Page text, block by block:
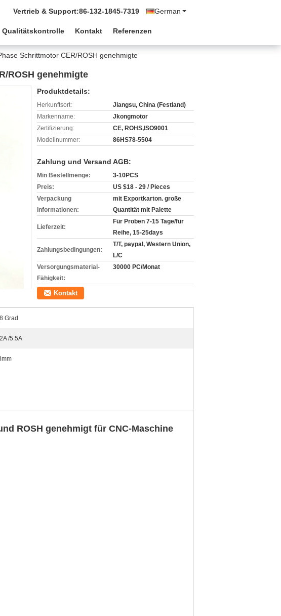
German
Vertrieb & Support:86-132-1845-7319
Qualitätskontrolle Kontakt Referenzen
Schrittmotor CER/ROSH genehmigte
ROSH genehmigte
Produktdetails:
Herkunftsort:
Jiangsu, China (Festland)
Markenname:
Jkongmotor
Zertifizierung:
CE, ROHS,ISO9001
Modellnummer:
86HS78-5504
Zahlung und Versand AGB:
Min Bestellmenge:
3-10PCS
Preis:
US $18 - 29 / Pieces
Verpackung
Informationen:
mit Exportkarton. große
Quantität mit Palette
Lieferzeit:
Für Proben 7-15 Tage/für
Reihe, 15-25days
Zahlungsbedingungen:
T/T, paypal, Western Union,
L/C
Versorgungsmaterial-
Fähigkeit:
30000 PC/Monat
Kontakt
Grad
/5.5A
ROSH genehmigt für CNC-Maschine